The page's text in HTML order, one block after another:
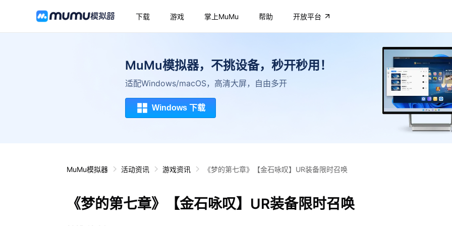
下载 游戏 掌上MuMu 帮助 开放平台
MuMu模拟器，不挑设备，秒开秒用！
适配Windows/macOS，高清大屏，自由多开
Windows 下载
MuMu模拟器 活动资讯 游戏资讯 《梦的第七章》【金石咏叹】UR装备限时召唤
《梦的第七章》【金石咏叹】UR装备限时召唤